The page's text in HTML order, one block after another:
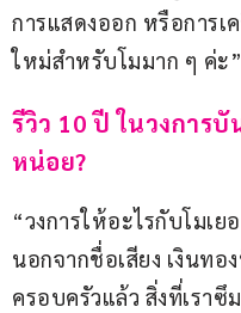
การแสดงออก หรือการเ
ใหม่สำหรับโมมาก ๆ ค่ะ”
รีวิว 10 ปี ในวงการ
หน่อย?
“วงการให้อะไรกับโมเ
นอกจากชื่อเสียง เงินทอ
ครอบครัวแล้ว สิ่งที่เรา